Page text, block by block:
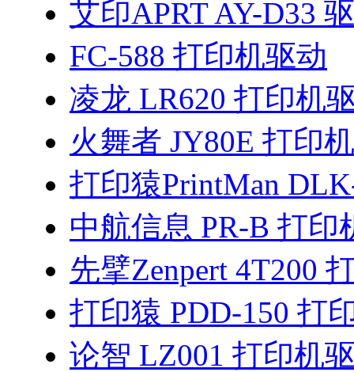
艾印APRT AY-D33
FC-588 打印机驱动
凌龙 LR620 打印机
火舞者 JY80E 打印
打印猿PrintMan
中航信息 PR-B 打印
先擘Zenpert 4T200
打印猿 PDD-150 打
论智 LZ001 打印机